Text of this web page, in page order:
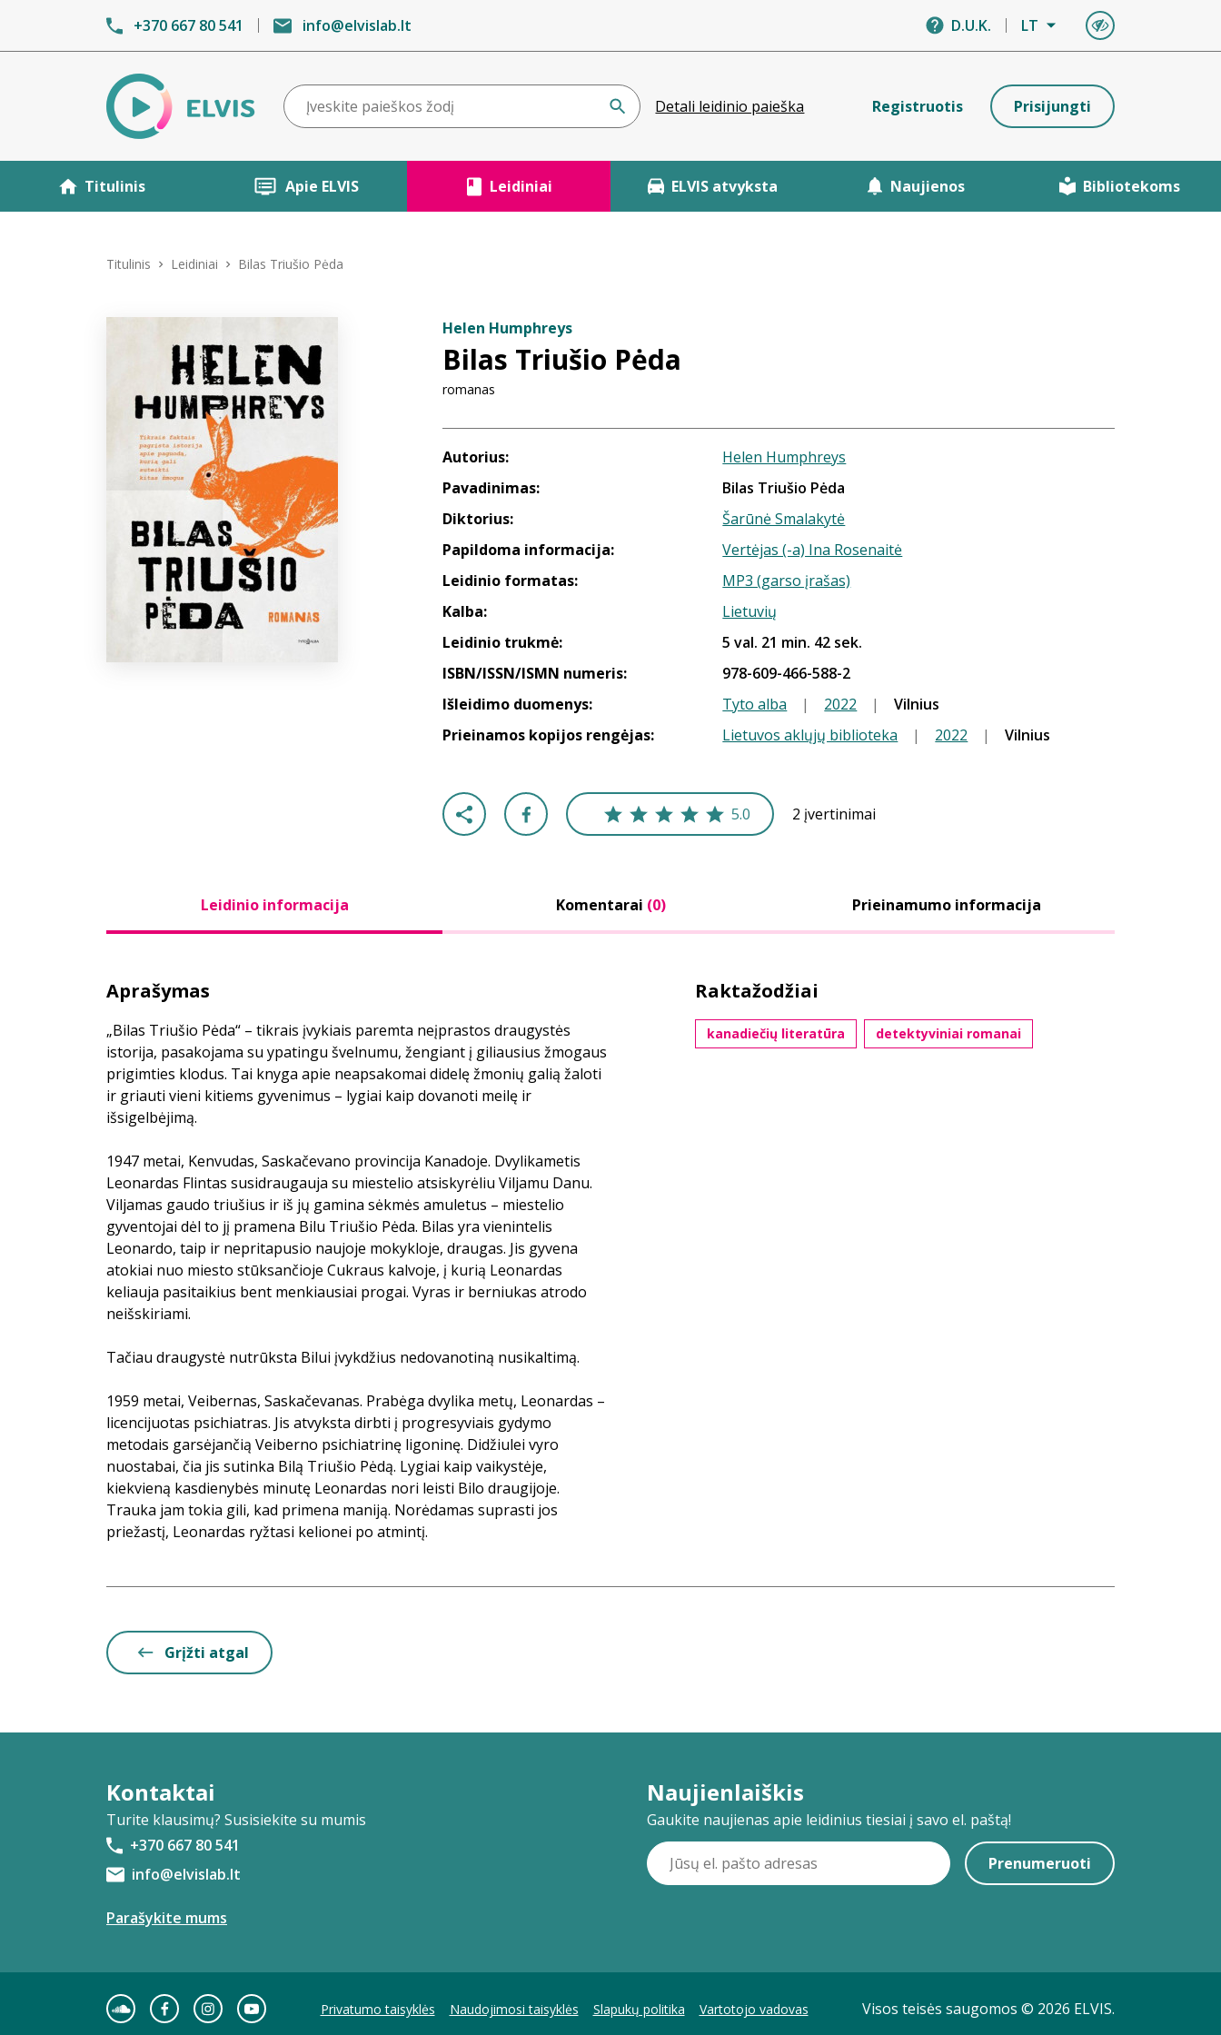
+370 667 80 541 info@elvislab.lt D.U.K. LT
Detali leidinio paieška Registruotis Prisijungti
Titulinis Apie ELVIS Leidiniai ELVIS atvyksta Naujienos Bibliotekoms
Titulinis Leidiniai Bilas Triušio Pėda
Helen Humphreys
Bilas Triušio Pėda
romanas
Autorius:
Helen Humphreys
Pavadinimas:
Bilas Triušio Pėda
Diktorius:
Šarūnė Smalakytė
Papildoma informacija:
Vertėjas (-a) Ina Rosenaitė
Leidinio formatas:
MP3 (garso įrašas)
Kalba:
Lietuvių
Leidinio trukmė:
5 val. 21 min. 42 sek.
ISBN/ISSN/ISMN numeris:
978-609-466-588-2
Išleidimo duomenys:
Tyto alba | 2022 |
Vilnius
Prieinamos kopijos rengėjas:
Lietuvos aklųjų biblioteka | 2022 | Vilnius
5.0 2 įvertinimai
Leidinio informacija Komentarai (0) Prieinamumo informacija
Aprašymas
„Bilas Triušio Pėda“ – tikrais įvykiais paremta neįprastos draugystės
istorija, pasakojama su ypatingu švelnumu, žengiant į giliausius žmogaus
prigimties klodus. Tai knyga apie neapsakomai didelę žmonių galią žaloti
ir griauti vieni kitiems gyvenimus – lygiai kaip dovanoti meilę ir
išsigelbėjimą.
1947 metai, Kenvudas, Saskačevano provincija Kanadoje. Dvylikametis
Leonardas Flintas susidraugauja su miestelio atsiskyrėliu Viljamu Danu.
Viljamas gaudo triušius ir iš jų gamina sėkmės amuletus – miestelio
gyventojai dėl to jį pramena Bilu Triušio Pėda. Bilas yra vienintelis
Leonardo, taip ir nepritapusio naujoje mokykloje, draugas. Jis gyvena
atokiai nuo miesto stūksančioje Cukraus kalvoje, į kurią Leonardas
keliauja pasitaikius bent menkiausiai progai. Vyras ir berniukas atrodo
neišskiriami.
Tačiau draugystė nutrūksta Bilui įvykdžius nedovanotiną nusikaltimą.
1959 metai, Veibernas, Saskačevanas. Prabėga dvylika metų, Leonardas –
licencijuotas psichiatras. Jis atvyksta dirbti į progresyviais gydymo
metodais garsėjančią Veiberno psichiatrinę ligoninę. Didžiulei vyro
nuostabai, čia jis sutinka Bilą Triušio Pėdą. Lygiai kaip vaikystėje,
kiekvieną kasdienybės minutę Leonardas nori leisti Bilo draugijoje.
Trauka jam tokia gili, kad primena maniją. Norėdamas suprasti jos
priežastį, Leonardas ryžtasi kelionei po atmintį.
Raktažodžiai
kanadiečių literatūra detektyviniai romanai
Grįžti atgal
Kontaktai
Turite klausimų? Susisiekite su mumis
+370 667 80 541
info@elvislab.lt
Parašykite mums
Naujienlaiškis
Gaukite naujienas apie leidinius tiesiai į savo el. paštą!
Prenumeruoti
Visos teisės saugomos © 2026 ELVIS.
Privatumo taisyklės Naudojimosi taisyklės Slapukų politika Vartotojo vadovas